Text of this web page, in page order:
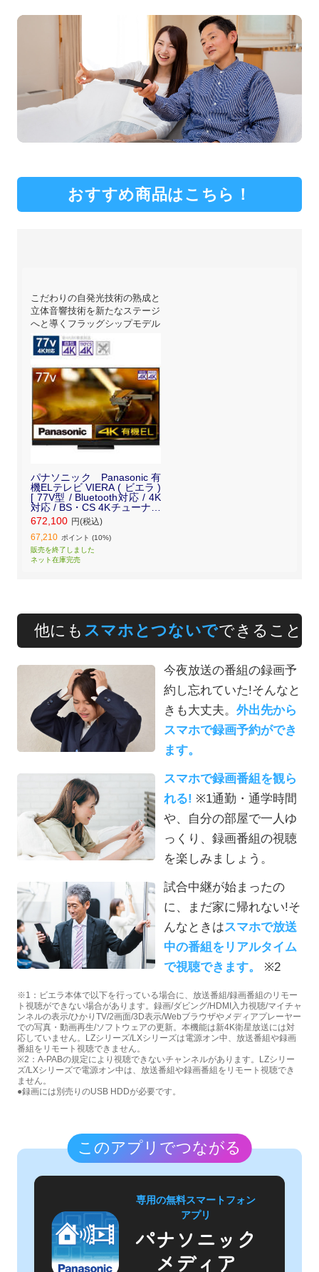
おすすめ商品はこちら！
こだわりの自発光技術の熟成と
立体音響技術を新たなステージ
へと導くフラッグシップモデル
パナソニック Panasonic 有
機ELテレビ VIERA ( ビエラ )
[ 77V型 / Bluetooth対応 / 4K
対応 / BS・CS 4Kチューナー
内蔵 / YouTube 対応 ] TH-77
LZ2000
672,100 円(税込)
67,210 ポイント (10%)
販売を終了しました
ネット在庫完売
他にも スマホとつないでできること
今夜放送の番組の録画予
約し忘れていた!そんなと
きも大丈夫。 外出先から
スマホで録画予約ができ
ます。
スマホで録画番組を観ら
れる! ※1通勤・通学時間
や、自分の部屋で一人ゆ
っくり、録画番組の視聴
を楽しみましょう。
試合中継が始まったの
に、まだ家に帰れない!そ
んなときはスマホで放送
中の番組をリアルタイム
で視聴できます。
※2
※1：ビエラ本体で以下を行っている場合に、放送番組/録画番組のリモー
ト視聴ができない場合があります。録画/ダビング/HDMI入力視聴/マイチャ
ンネルの表示/ひかりTV/2画面/3D表示/Webブラウザやメディアプレーヤー
での写真・動画再生/ソフトウェアの更新。本機能は新4K衛星放送には対
応していません。LZシリーズ/LXシリーズは電源オン中、放送番組や録画
番組をリモート視聴できません。
※2：A-PABの規定により視聴できないチャンネルがあります。LZシリー
ズ/LXシリーズで電源オン中は、放送番組や録画番組をリモート視聴でき
ません。
●録画には別売りのUSB HDDが必要です。
このアプリでつながる
専用の無料スマートフォン
アプリ
パナソニック
メディア